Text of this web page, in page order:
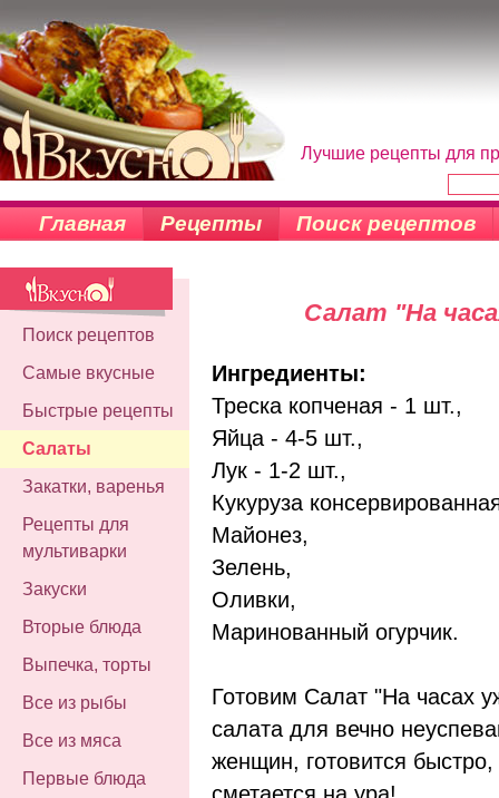
Лучшие рецепты для
Главная Рецепты Поиск рецептов
Поиск рецептов
Самые вкусные
Быстрые рецепты
Салаты
Закатки, варенья
Рецепты для
мультиварки
Закуски
Вторые блюда
Выпечка, торты
Все из рыбы
Все из мяса
Первые блюда
Салат "На
Ингредиенты:
Треска копченая - 1 шт.,
Яйца - 4-5 шт.,
Лук - 1-2 шт.,
Кукуруза
Майонез,
Зелень,
Оливки,
Маринованный огурчик.
Готовим Салат "На часах
салата для вечно
женщин, готовится